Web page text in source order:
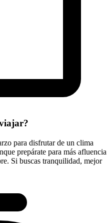
para disfrutar de un clima
prepárate para más afluencia
Si buscas tranquilidad, mejor